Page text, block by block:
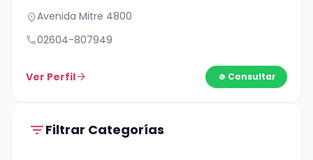
location_onAvenida Mitre 4800
call02604-807949
Ver Perfilarrow_forward Consultar
filter_listFiltrar Categorías